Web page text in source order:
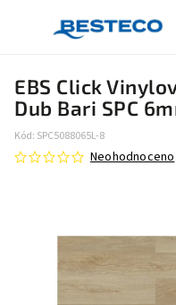
EBS Click
Dub Bari SPC
Kód: SPC5088065L-8
Neohodnoceno